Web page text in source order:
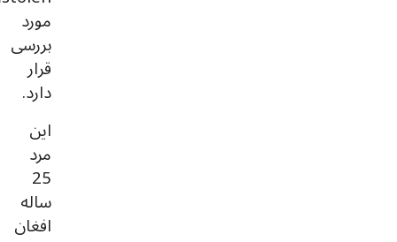
مورد
بررسی
قرار
دارد.
این
مرد
25
ساله
افغان